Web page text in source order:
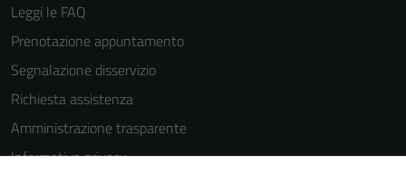
Leggi le FAQ
Prenotazione appuntamento
Segnalazione disservizio
Richiesta assistenza
Amministrazione trasparente
Informativa privacy